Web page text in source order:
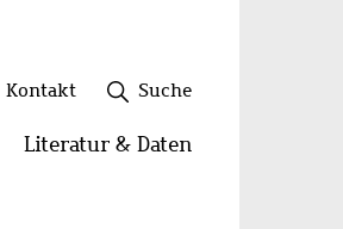
Kontakt Suche
Menü
Literatur & Daten